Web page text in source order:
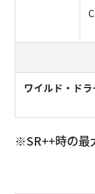
ワイルド・ド
※SR++時の最